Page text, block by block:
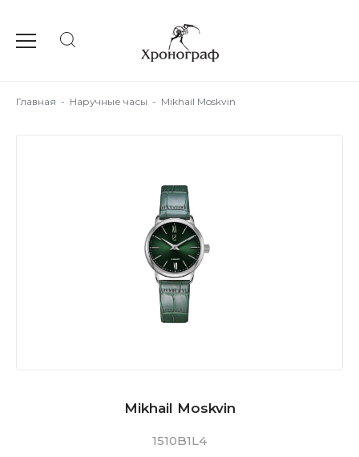
Главная - Наручные часы - Mikhail Moskvin
Mikhail Moskvin
1510B1L4